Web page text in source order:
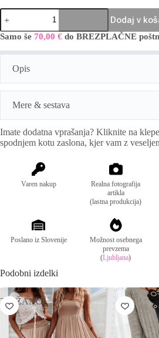
Dolga
obleka
brez
rokavov
količina
Dodaj v
A
v
e
Samo še 70,00 € do BREZPLAČNE
Opis
Mere & sestava
Mere:obseg prsi: 108cm, dolžina:
Imate dodatna vprašanja? Kliknite na
spodnjem kotu zaslona, kjer vam z
Varen nakup
Realna fotografija
artikla
(lastna produkcija)
Poslano iz Slovenije
Možnost osebnega
prevzema
(Ljubljana)
Podobni izdelki
ZNIŽANO